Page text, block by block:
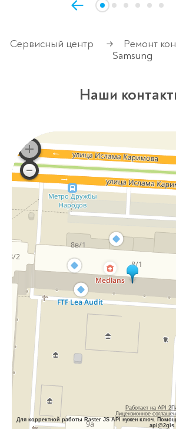
Сервисный центр → Ремонт
Samsung
Наши
Работает на API
Лицензионное
Для корректной работы Raster JS API нужен ключ.